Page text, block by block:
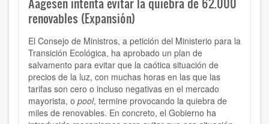
renovables (Expansión)
El Consejo de Ministros, a petición del Ministerio para la
Transición Ecológica, ha aprobado un plan de
salvamento para evitar que la caótica situación de
precios de la luz, con muchas horas en las que las
tarifas son cero o incluso negativas en el mercado
mayorista, o pool, termine provocando la quiebra de
miles de renovables. En concreto, el Gobierno ha